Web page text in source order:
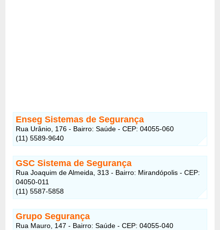
Enseg Sistemas de Segurança
Rua Urânio, 176 - Bairro: Saúde - CEP: 04055-060
(11) 5589-9640
GSC Sistema de Segurança
Rua Joaquim de Almeida, 313 - Bairro: Mirandópolis - CEP:
04050-011
(11) 5587-5858
Grupo Segurança
Rua Mauro, 147 - Bairro: Saúde - CEP: 04055-040